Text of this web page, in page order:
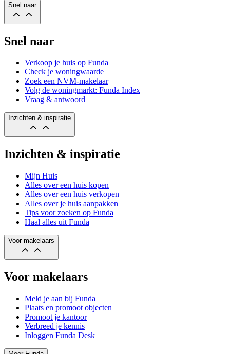
Snel naar
Snel naar
Verkoop je huis op Funda
Check je woningwaarde
Zoek een NVM-makelaar
Volg de woningmarkt: Funda Index
Vraag & antwoord
Inzichten & inspiratie
Inzichten & inspiratie
Mijn Huis
Alles over een huis kopen
Alles over een huis verkopen
Alles over je huis aanpakken
Tips voor zoeken op Funda
Haal alles uit Funda
Voor makelaars
Voor makelaars
Meld je aan bij Funda
Plaats en promoot objecten
Promoot je kantoor
Verbreed je kennis
Inloggen Funda Desk